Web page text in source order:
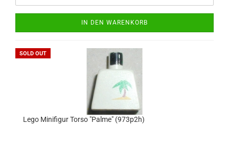
IN DEN WARENKORB
SOLD OUT
Lego Minifigur Torso "Palme" (973p2h)